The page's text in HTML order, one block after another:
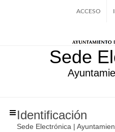
ACCESO
Sede
Identificación
Sede Electrónica |